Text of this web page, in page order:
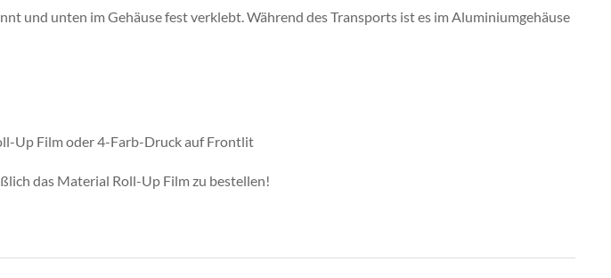
und unten im Gehäuse fest verklebt. Während des Transports ist es im Aluminiumgehäuse
Up Film oder 4-Farb-Druck auf Frontlit
das Material Roll-Up Film zu bestellen!